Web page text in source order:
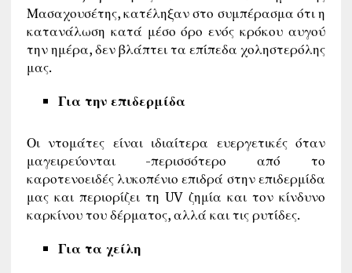
Μασαχουσέτης, κατέληξαν στο συμπέρασμα ότι η
κατανάλωση κατά μέσο όρο ενός κρόκου αυγού
την ημέρα, δεν βλάπτει τα επίπεδα χοληστερόλης
μας.
Για την επιδερμίδα
Οι ντομάτες είναι ιδιαίτερα ευεργετικές όταν
μαγειρεύονται -περισσότερο από το
καροτενοειδές λυκοπένιο επιδρά στην επιδερμίδα
μας και περιορίζει τη UV ζημία και τον κίνδυνο
καρκίνου του δέρματος, αλλά και τις ρυτίδες.
Για τα χείλη